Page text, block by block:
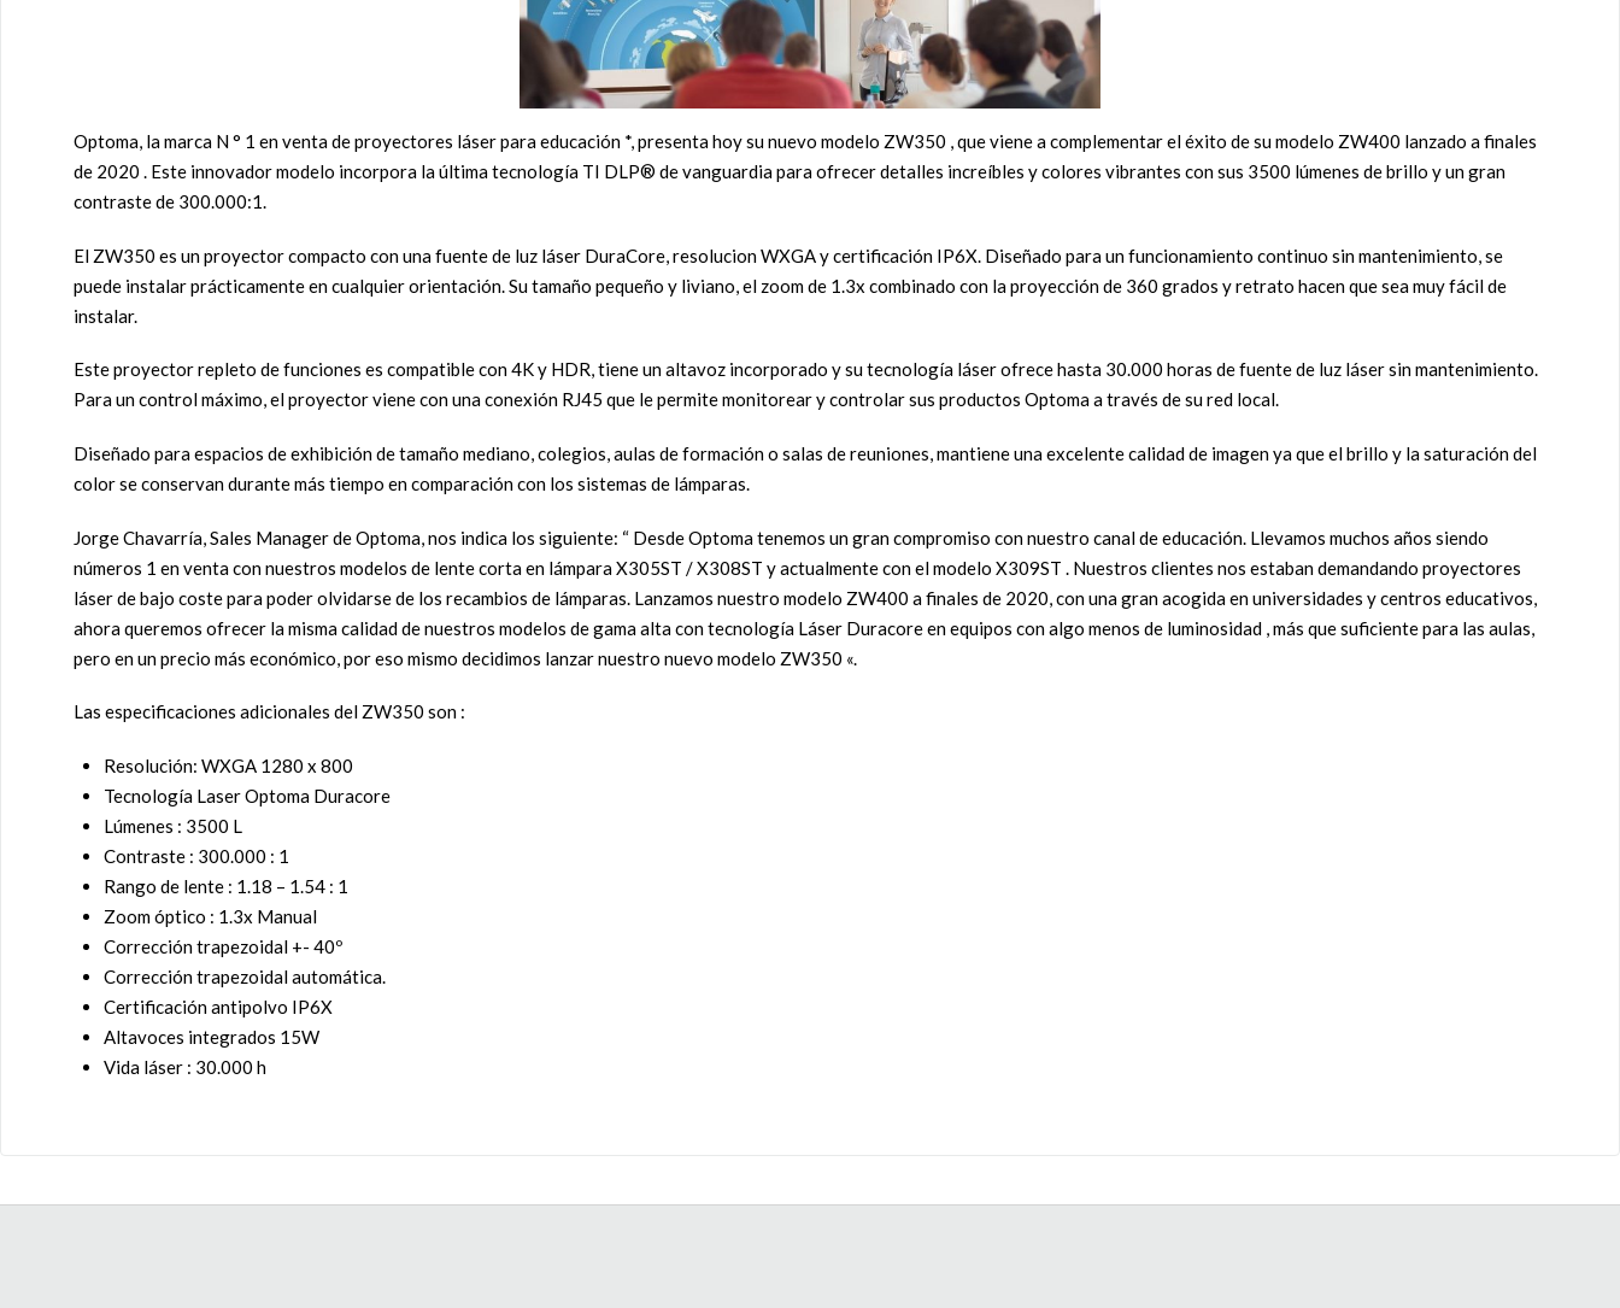
Optoma, la marca N ° 1 en venta de proyectores láser para educación *, presenta hoy su nuevo modelo ZW350 , que viene a complementar el éxito de su modelo ZW400 lanzado a finales
de 2020 . Este innovador modelo incorpora la última tecnología TI DLP® de vanguardia para ofrecer detalles increíbles y colores vibrantes con sus 3500 lúmenes de brillo y un gran
contraste de 300.000:1.
El ZW350 es un proyector compacto con una fuente de luz láser DuraCore, resolucion WXGA y certificación IP6X. Diseñado para un funcionamiento continuo sin mantenimiento, se
puede instalar prácticamente en cualquier orientación. Su tamaño pequeño y liviano, el zoom de 1.3x combinado con la proyección de 360 ​​grados y retrato hacen que sea muy fácil de
instalar.
Este proyector repleto de funciones es compatible con 4K y HDR, tiene un altavoz incorporado y su tecnología láser ofrece hasta 30.000 horas de fuente de luz láser sin mantenimiento.
Para un control máximo, el proyector viene con una conexión RJ45 que le permite monitorear y controlar sus productos Optoma a través de su red local.
Diseñado para espacios de exhibición de tamaño mediano, colegios, aulas de formación o salas de reuniones, mantiene una excelente calidad de imagen ya que el brillo y la saturación del
color se conservan durante más tiempo en comparación con los sistemas de lámparas.
Jorge Chavarría, Sales Manager de Optoma, nos indica los siguiente: “ Desde Optoma tenemos un gran compromiso con nuestro canal de educación. Llevamos muchos años siendo
números 1 en venta con nuestros modelos de lente corta en lámpara X305ST / X308ST y actualmente con el modelo X309ST . Nuestros clientes nos estaban demandando proyectores
láser de bajo coste para poder olvidarse de los recambios de lámparas. Lanzamos nuestro modelo ZW400 a finales de 2020, con una gran acogida en universidades y centros educativos,
ahora queremos ofrecer la misma calidad de nuestros modelos de gama alta con tecnología Láser Duracore en equipos con algo menos de luminosidad , más que suficiente para las aulas,
pero en un precio más económico, por eso mismo decidimos lanzar nuestro nuevo modelo ZW350 «.
Las especificaciones adicionales del ZW350 son :
Resolución: WXGA 1280 x 800
Tecnología Laser Optoma Duracore
Lúmenes : 3500 L
Contraste : 300.000 : 1
Rango de lente : 1.18 – 1.54 : 1
Zoom óptico : 1.3x Manual
Corrección trapezoidal +- 40º
Corrección trapezoidal automática.
Certificación antipolvo IP6X
Altavoces integrados 15W
Vida láser : 30.000 h